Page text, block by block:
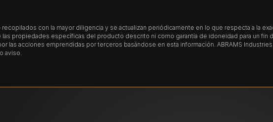
es magnetizable y adecuado para sujetarse magnéticamente.
del
con la mayor diligencia y se actualizan periódicamente en lo que respecta a la
propiedades específicas del producto descrito ni como garantía de idoneidad para un fin
las acciones emprendidas por terceros basándose en esta información. ABRAMS
aviso.